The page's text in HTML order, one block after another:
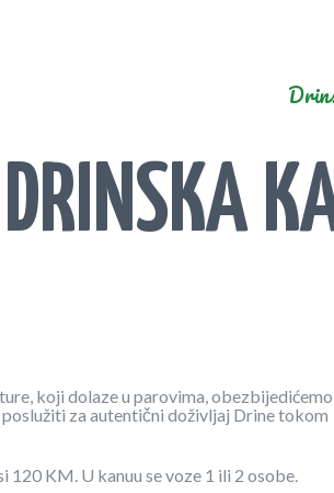
DRINSKA
koji dolaze u parovima, obezbijedićemo
poslužiti za autentični doživljaj Drine tokom
120 KM. U kanuu se voze 1 ili 2 osobe.